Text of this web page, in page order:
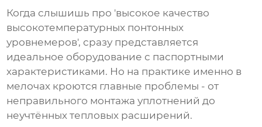
Когда слышишь про 'высокое качество
высокотемпературных понтонных
уровнемеров', сразу представляется
идеальное оборудование с паспортными
характеристиками. Но на практике именно в
мелочах кроются главные проблемы - от
неправильного монтажа уплотнений до
неучтённых тепловых расширений.